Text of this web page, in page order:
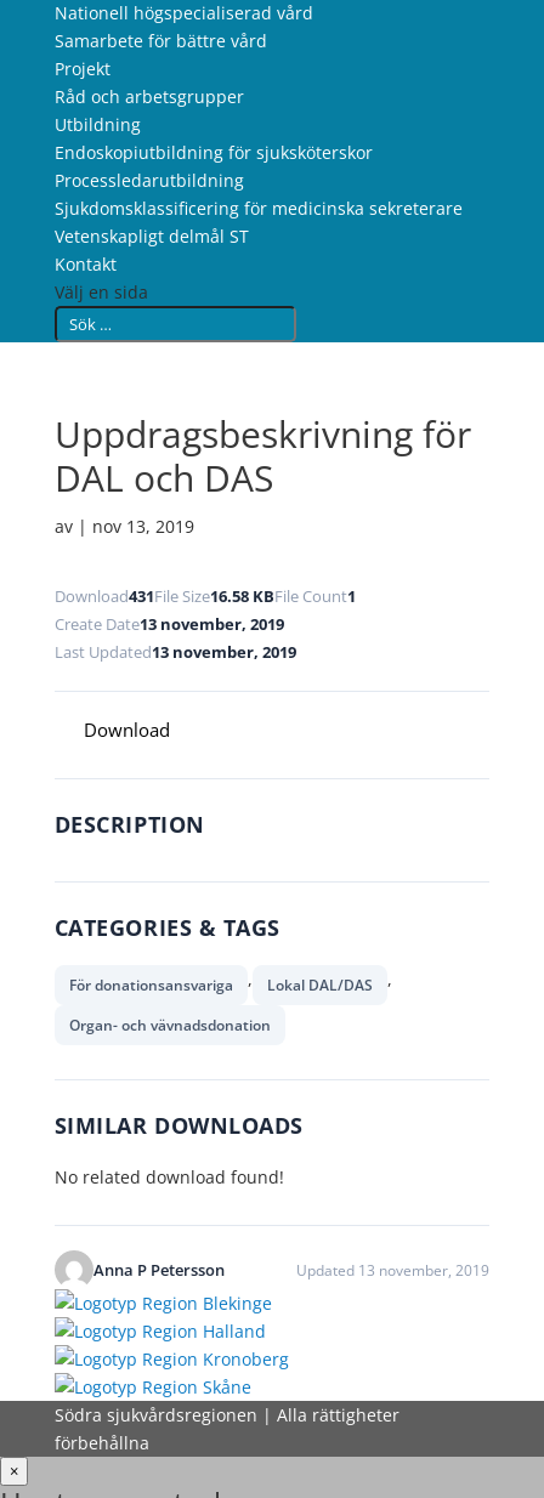
Nationell högspecialiserad vård
Samarbete för bättre vård
Projekt
Råd och arbetsgrupper
Utbildning
Endoskopiutbildning för sjuksköterskor
Processledarutbildning
Sjukdomsklassificering för medicinska sekreterare
Vetenskapligt delmål ST
Kontakt
Välj en sida
Uppdragsbeskrivning för
DAL och DAS
av | nov 13, 2019
Download431File Size16.58 KBFile Count1
Create Date13 november, 2019
Last Updated13 november, 2019
Download
DESCRIPTION
CATEGORIES & TAGS
För donationsansvariga , Lokal DAL/DAS ,
Organ- och vävnadsdonation
SIMILAR DOWNLOADS
No related download found!
Anna P Petersson Updated 13 november, 2019
Södra sjukvårdsregionen | Alla rättigheter
förbehållna
×